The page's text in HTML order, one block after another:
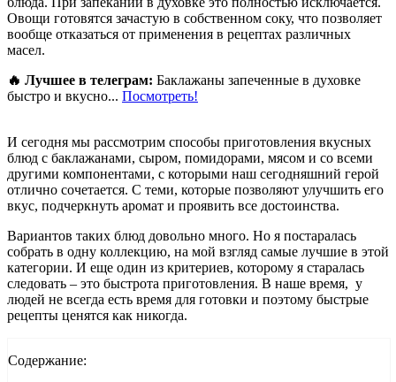
Овощи готовятся зачастую в собственном соку, что позволяет
вообще отказаться от применения в рецептах различных
масел.
🔥 Лучшее в телеграм: Баклажаны запеченные в духовке
быстро и вкусно... Посмотреть!
И сегодня мы рассмотрим способы приготовления вкусных
блюд с баклажанами, сыром, помидорами, мясом и со всеми
другими компонентами, с которыми наш сегодняшний герой
отлично сочетается. С теми, которые позволяют улучшить его
вкус, подчеркнуть аромат и проявить все достоинства.
Вариантов таких блюд довольно много. Но я постаралась
собрать в одну коллекцию, на мой взгляд самые лучшие в этой
категории. И еще один из критериев, которому я старалась
следовать – это быстрота приготовления. В наше время, у
людей не всегда есть время для готовки и поэтому быстрые
рецепты ценятся как никогда.
Содержание: